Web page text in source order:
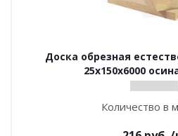
Доска обрезная
25х150х6000
Количество в